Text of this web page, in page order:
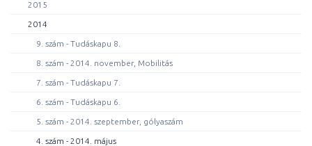
2015
2014
9. szám - Tudáskapu 8.
8. szám - 2014. november, Mobilitás
7. szám - Tudáskapu 7.
6. szám - Tudáskapu 6.
5. szám - 2014. szeptember, gólyaszám
4. szám - 2014. május